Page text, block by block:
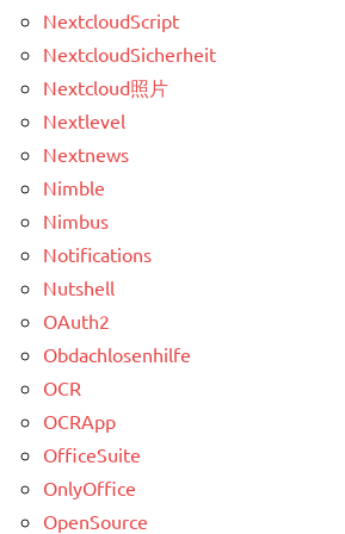
NextcloudScript
NextcloudSicherheit
Nextcloud照片
Nextlevel
Nextnews
Nimble
Nimbus
Notifications
Nutshell
OAuth2
Obdachlosenhilfe
OCR
OCRApp
OfficeSuite
OnlyOffice
OpenSource